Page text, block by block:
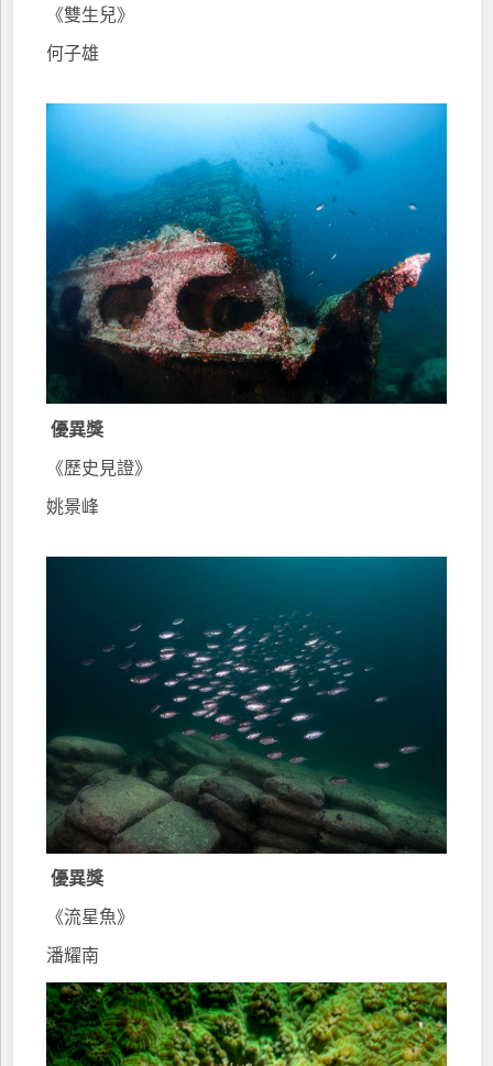
《雙生兒》
何子雄
優異獎
《歷史見證》
姚景峰
優異獎
《流星魚》
潘耀南